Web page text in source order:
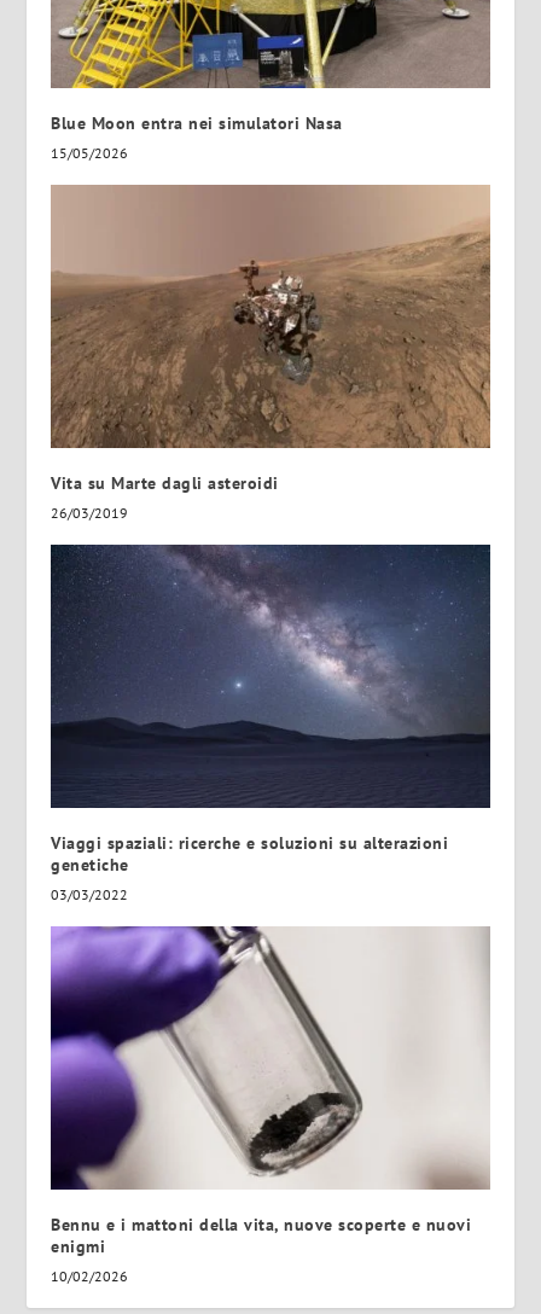
Blue Moon entra nei simulatori Nasa
15/05/2026
Vita su Marte dagli asteroidi
26/03/2019
Viaggi spaziali: ricerche e soluzioni su alterazioni
genetiche
03/03/2022
Bennu e i mattoni della vita, nuove scoperte e nuovi
enigmi
10/02/2026